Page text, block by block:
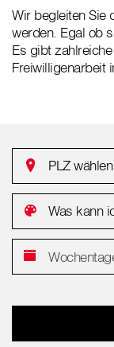
Wir begleiten Sie
werden. Egal ob
Es gibt
Freiwilligenarbeit
PLZ wählen
Was kann